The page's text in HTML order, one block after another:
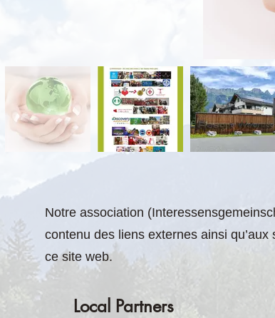
Notre association
contenu des liens externes ainsi
ce site web.
Local Partners